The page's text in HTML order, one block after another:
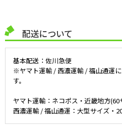
配送について
基本配送：佐川急便
※ヤマト運輸 / 西濃運輸 / 福山通運
す。
ヤマト運輸：ネコポス・近畿地方
西濃運輸 / 福山通運：大型サイズ・